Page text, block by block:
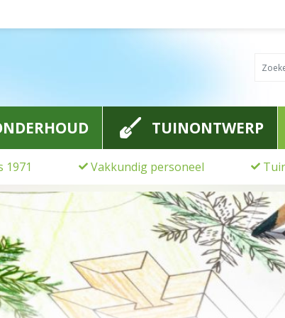
TUINONTWERP
1971 Vakkundig personeel